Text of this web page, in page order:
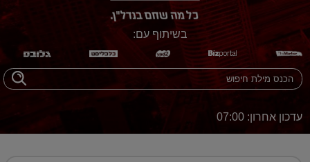
בשיתוף עם:
עדכון אחרון: 07:00